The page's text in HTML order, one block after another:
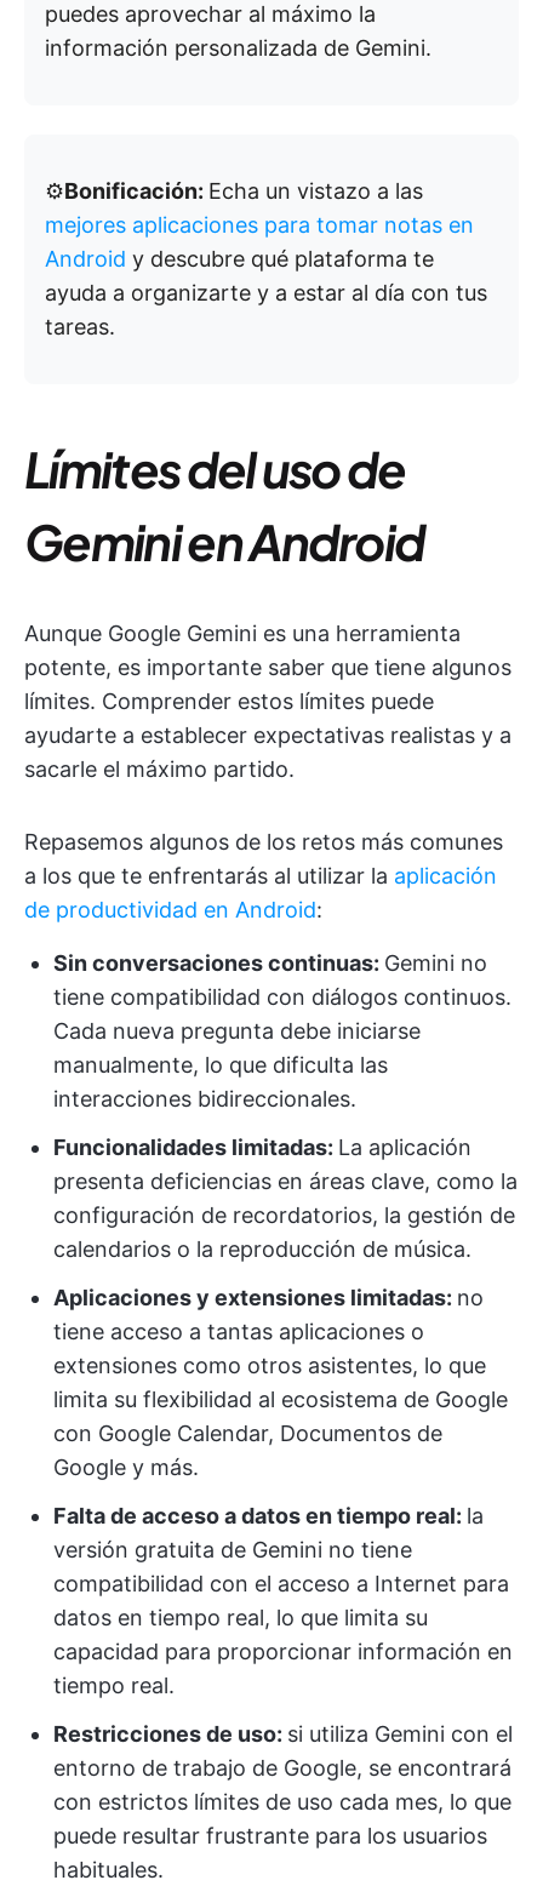
puedes aprovechar al máximo la
información personalizada de Gemini.
⚙️Bonificación: Echa un vistazo a las
mejores aplicaciones para tomar notas en
Android y descubre qué plataforma te
ayuda a organizarte y a estar al día con tus
tareas.
Límites del uso de
Gemini en Android
Aunque Google Gemini es una herramienta
potente, es importante saber que tiene algunos
límites. Comprender estos límites puede
ayudarte a establecer expectativas realistas y a
sacarle el máximo partido.
Repasemos algunos de los retos más comunes
a los que te enfrentarás al utilizar la aplicación
de productividad en Android:
Sin conversaciones continuas: Gemini no
tiene compatibilidad con diálogos continuos.
Cada nueva pregunta debe iniciarse
manualmente, lo que dificulta las
interacciones bidireccionales.
Funcionalidades limitadas: La aplicación
presenta deficiencias en áreas clave, como la
configuración de recordatorios, la gestión de
calendarios o la reproducción de música.
Aplicaciones y extensiones limitadas: no
tiene acceso a tantas aplicaciones o
extensiones como otros asistentes, lo que
limita su flexibilidad al ecosistema de Google
con Google Calendar, Documentos de
Google y más.
Falta de acceso a datos en tiempo real: la
versión gratuita de Gemini no tiene
compatibilidad con el acceso a Internet para
datos en tiempo real, lo que limita su
capacidad para proporcionar información en
tiempo real.
Restricciones de uso: si utiliza Gemini con el
entorno de trabajo de Google, se encontrará
con estrictos límites de uso cada mes, lo que
puede resultar frustrante para los usuarios
habituales.